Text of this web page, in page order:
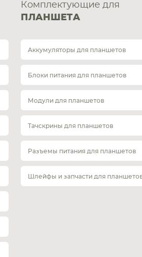
Комплектующие для
ПЛАНШЕТА
Аккумуляторы для планшетов
Блоки питания для планшетов
Модули для планшетов
Тачскрины для планшетов
Разъемы питания для планшетов
Шлейфы и запчасти для